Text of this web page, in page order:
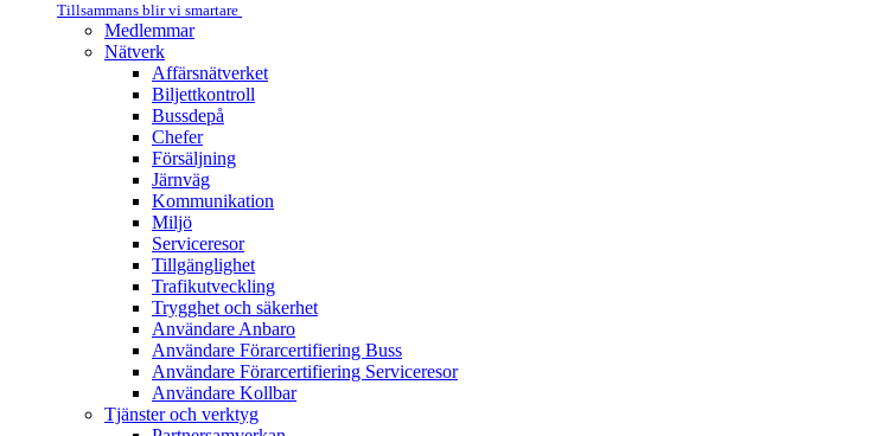
Tillsammans blir vi smartare
Medlemmar
Nätverk
Affärs­nätverket
Biljettkontroll­
Bussdepå­
Chefer
Försäljning
Järnväg
Kommunikation
Miljö­
Serviceresor
Tillgänglighet
Trafikutveckling
Trygghet och säkerhet
Användare Anbaro
Användare Förarcertifiering Buss
Användare Förarcertifiering Serviceresor
Användare Koll­bar
Tjänster och verktyg